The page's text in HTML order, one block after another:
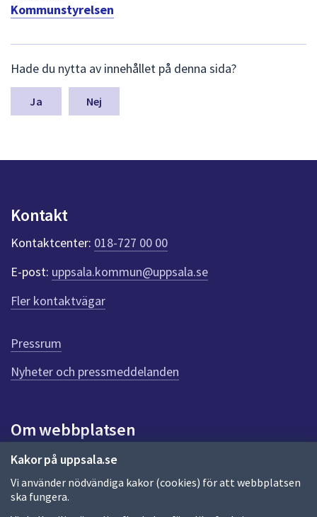
Kakor på uppsala.se
Vi använder nödvändiga kakor (cookies) för att webbplatsen
ska fungera.
Kommunstyrelsen
ä
m
a
n
k
t
e
r
f
ö
r
e
n
n
a
d
a
Hade du nytta av innehållet på denna sida?
Nej
Kontakt
Kontaktcenter: 018-727 00 00
E-post: uppsala.kommun@uppsala.se
Fler kontaktvägar
Pressrum
Nyheter och pressmeddelanden
Om webbplatsen
Om webbplatsen
Allmänna handlingar och diarium
Behandling av personuppgifter